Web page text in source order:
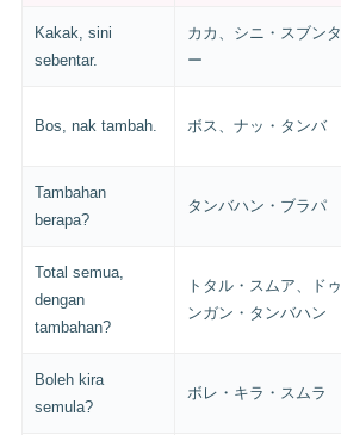
Kakak, sini
sebentar.
カカ、シニ・スブンタ
ー
Bos, nak tambah. ボス、ナッ・タンバ
Tambahan
berapa?
タンバハン・ブラパ
Total semua,
dengan
tambahan?
トタル・スムア、ドゥ
ンガン・タンバハン
Boleh kira
semula?
ボレ・キラ・スムラ